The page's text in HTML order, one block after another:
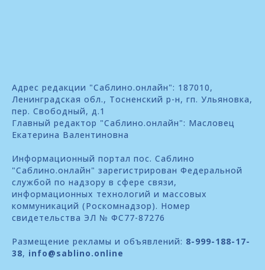
Адрес редакции "Саблино.онлайн": 187010,
Ленинградская обл., Тосненский р-н, гп. Ульяновка,
пер. Свободный, д.1
Главный редактор "Саблино.онлайн": Масловец
Екатерина Валентиновна
Информационный портал пос. Саблино
"Саблино.онлайн" зарегистрирован Федеральной
службой по надзору в сфере связи,
информационных технологий и массовых
коммуникаций (Роскомнадзор). Номер
свидетельства ЭЛ № ФС77-87276
Размещение рекламы и объявлений: 8-999-188-17-
38, info@sablino.online